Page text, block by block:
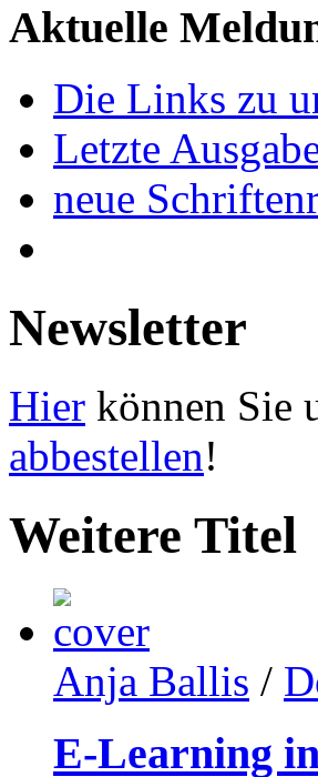
Aktuelle
Die Links zu
Letzte
neue
Newsletter
Hier können Sie
abbestellen!
Weitere Titel
Anja Ballis /
E-Learning